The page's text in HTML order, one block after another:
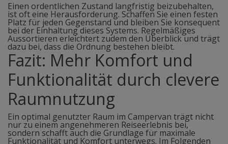
Einen ordentlichen Zustand langfristig beizubehalten,
ist oft eine Herausforderung. Schaffen Sie einen festen
Platz für jeden Gegenstand und bleiben Sie konsequent
bei der Einhaltung dieses Systems. Regelmäßiges
Aussortieren erleichtert zudem den Überblick und trägt
dazu bei, dass die Ordnung bestehen bleibt.
Fazit: Mehr Komfort und
Funktionalität durch clevere
Raumnutzung
Ein optimal genutzter Raum im Campervan trägt nicht
nur zu einem angenehmeren Reiseerlebnis bei,
sondern schafft auch die Grundlage für maximale
Funktionalität und Komfort unterwegs. Im Folgenden